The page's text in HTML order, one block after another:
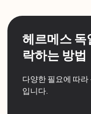
헤르메스 독
락하는 방법
다양한 필요에 따
입니다.